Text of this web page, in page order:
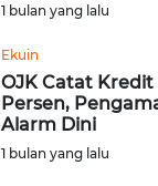
1 bulan yang lalu
Ekuin
OJK Catat
Persen,
Alarm Dini
1 bulan yang lalu